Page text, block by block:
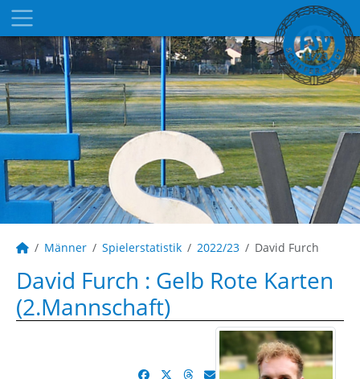
Männer Spielerstatistik 2022/23 David Furch
David Furch : Gelb Rote Karten
(2.Mannschaft)